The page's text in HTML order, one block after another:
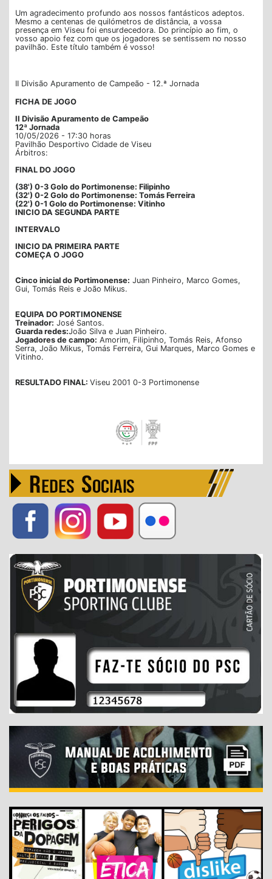
Um agradecimento profundo aos nossos fantásticos adeptos.
Mesmo a centenas de quilómetros de distância, a vossa
presença em Viseu foi ensurdecedora. Do princípio ao fim, o
vosso apoio fez com que os jogadores se sentissem no nosso
pavilhão. Este título também é vosso!
II Divisão Apuramento de Campeão - 12.ª Jornada
FICHA DE JOGO
II Divisão Apuramento de Campeão
12ª Jornada
10/05/2026 - 17:30 horas
Pavilhão Desportivo Cidade de Viseu
Árbitros:
FINAL DO JOGO
(38') 0-3 Golo do Portimonense: Filipinho
(32') 0-2 Golo do Portimonense: Tomás Ferreira
(22') 0-1 Golo do Portimonense: Vitinho
INICIO DA SEGUNDA PARTE
INTERVALO
INICIO DA PRIMEIRA PARTE
COMEÇA O JOGO
Cinco inicial do Portimonense: Juan Pinheiro, Marco Gomes,
Gui, Tomás Reis e João Mikus.
EQUIPA DO PORTIMONENSE
Treinador: José Santos.
Guarda redes:João Silva e Juan Pinheiro.
Jogadores de campo: Amorim, Filipinho, Tomás Reis, Afonso
Serra, João Mikus, Tomás Ferreira, Gui Marques, Marco Gomes e
Vitinho.
RESULTADO FINAL: Viseu 2001 0-3 Portimonense